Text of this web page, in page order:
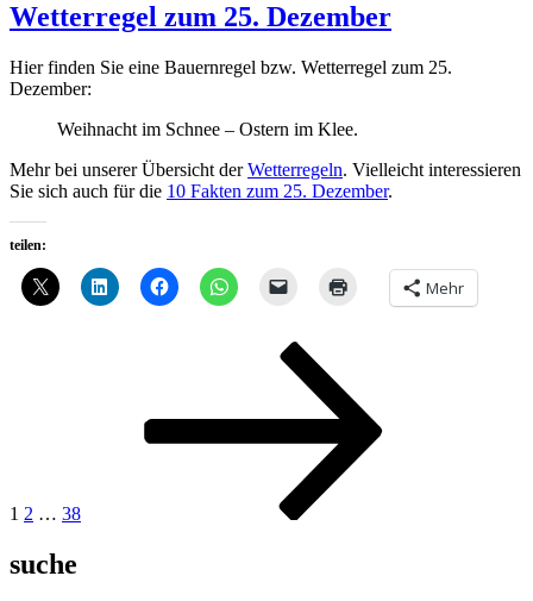
Wetterregel zum 25. Dezember
Hier finden Sie eine Bauernregel bzw. Wetterregel zum 25.
Dezember:
Weihnacht im Schnee – Ostern im Klee.
Mehr bei unserer Übersicht derWetterregeln. Vielleicht interessieren
Sie sich auch für die 10 Fakten zum 25. Dezember.
teilen:
Mehr
1 2 … 38
suche